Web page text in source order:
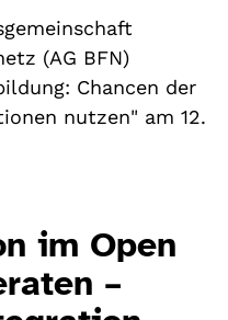
(AG BFN)
Chancen der
nutzen" am 12.
im Open
–